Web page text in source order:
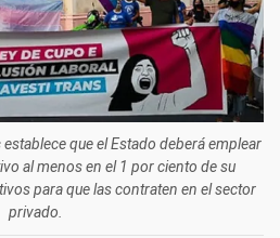
establece que el Estado deberá emplear
al menos en el 1 por ciento de su
para que las contraten en el sector
privado.